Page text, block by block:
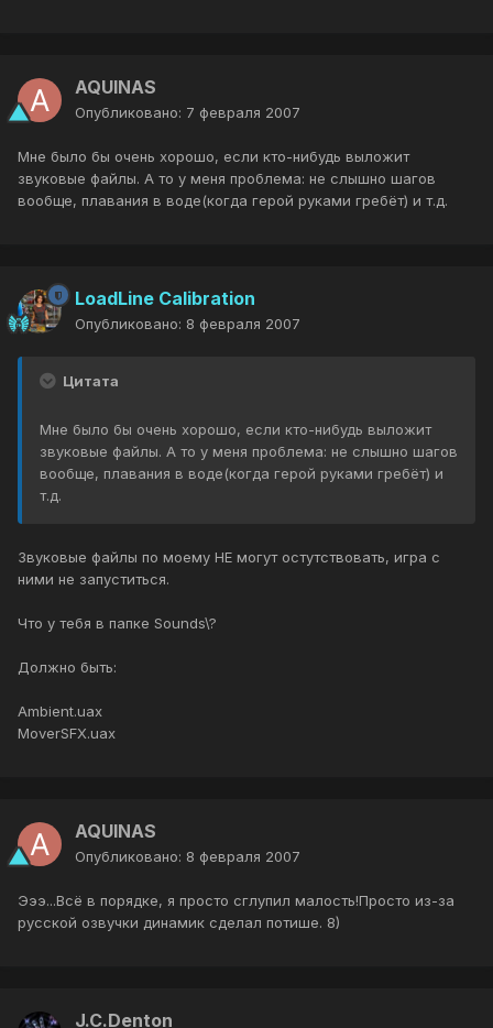
AQUINAS
Опубликовано: 7 февраля 2007
Мне было бы очень хорошо, если кто-нибудь выложит
звуковые файлы. А то у меня проблема: не слышно шагов
вообще, плавания в воде(когда герой руками гребёт) и т.д.
LoadLine Calibration
Опубликовано: 8 февраля 2007
Цитата
Мне было бы очень хорошо, если кто-нибудь выложит
звуковые файлы. А то у меня проблема: не слышно шагов
вообще, плавания в воде(когда герой руками гребёт) и
т.д.
Звуковые файлы по моему НЕ могут остутствовать, игра с
ними не запуститься.
Что у тебя в папке Sounds\?
Должно быть:
Ambient.uax
MoverSFX.uax
AQUINAS
Опубликовано: 8 февраля 2007
Эээ...Всё в порядке, я просто сглупил малость!Просто из-за
русской озвучки динамик сделал потише. 8)
J.C.Denton